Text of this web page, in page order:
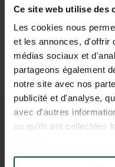
Ce site web utilise des
Les cookies nous
et les annonces, d'offrir
médias sociaux et
partageons également
notre site avec nos
publicité et d'analyse,
avec d'autres
ou qu'ils ont collectées
(1h20 para
ÚNETE